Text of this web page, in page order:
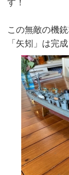
す！
この無敵の機
「矢矧」は完